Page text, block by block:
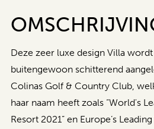
Deze zeer luxe design Villa
buitengewoon schitterend
Colinas Golf & Country Club,
haar naam heeft zoals “World's
Resort 2021” en Europe’s